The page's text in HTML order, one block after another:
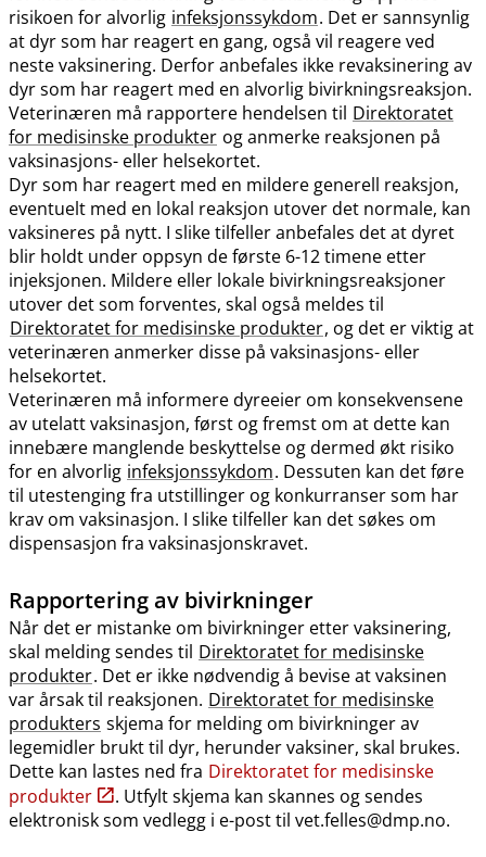
risikoen for alvorlig infeksjonssykdom. Det er sannsynlig
at dyr som har reagert en gang, også vil reagere ved
neste vaksinering. Derfor anbefales ikke revaksinering av
dyr som har reagert med en alvorlig bivirkningsreaksjon.
Veterinæren må rapportere hendelsen til Direktoratet
for medisinske produkter og anmerke reaksjonen på
vaksinasjons- eller helsekortet.
Dyr som har reagert med en mildere generell reaksjon,
eventuelt med en lokal reaksjon utover det normale, kan
vaksineres på nytt. I slike tilfeller anbefales det at dyret
blir holdt under oppsyn de første 6-12 timene etter
injeksjonen. Mildere eller lokale bivirkningsreaksjoner
utover det som forventes, skal også meldes til
Direktoratet for medisinske produkter, og det er viktig at
veterinæren anmerker disse på vaksinasjons- eller
helsekortet.
Veterinæren må informere dyreeier om konsekvensene
av utelatt vaksinasjon, først og fremst om at dette kan
innebære manglende beskyttelse og dermed økt risiko
for en alvorlig infeksjonssykdom. Dessuten kan det føre
til utestenging fra utstillinger og konkurranser som har
krav om vaksinasjon. I slike tilfeller kan det søkes om
dispensasjon fra vaksinasjonskravet.
Rapportering av bivirkninger
Når det er mistanke om bivirkninger etter vaksinering,
skal melding sendes til Direktoratet for medisinske
produkter. Det er ikke nødvendig å bevise at vaksinen
var årsak til reaksjonen. Direktoratet for medisinske
produkters skjema for melding om bivirkninger av
legemidler brukt til dyr, herunder vaksiner, skal brukes.
Dette kan lastes ned fra Direktoratet for medisinske
produkter
. Utfylt skjema kan skannes og sendes
elektronisk som vedlegg i e-post til vet.felles@dmp.no.